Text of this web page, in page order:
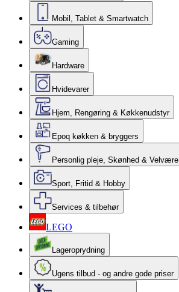
Mobil, Tablet & Smartwatch
Gaming
Hardware
Hvidevarer
Hjem, Rengøring & Køkkenudstyr
Epoq køkken & bryggers
Personlig pleje, Skønhed & Velvære
Sport, Fritid & Hobby
Services & tilbehør
LEGO
Lageroprydning
Ugens tilbud - og andre gode priser